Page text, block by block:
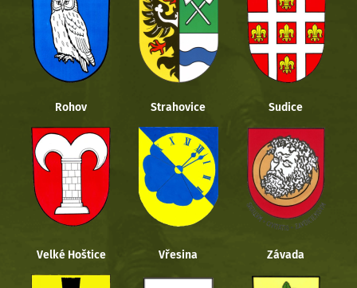
Rohov Strahovice Sudice
Velké Hoštice Vřesina Závada